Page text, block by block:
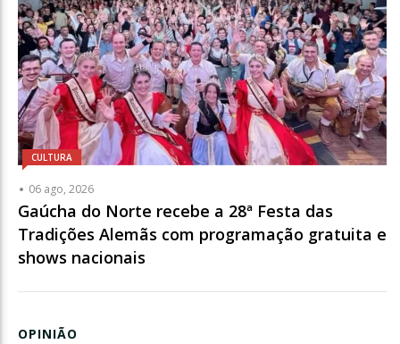
CULTURA
06 ago, 2026
Gaúcha do Norte recebe a 28ª Festa das
Tradições Alemãs com programação gratuita e
shows nacionais
OPINIÃO